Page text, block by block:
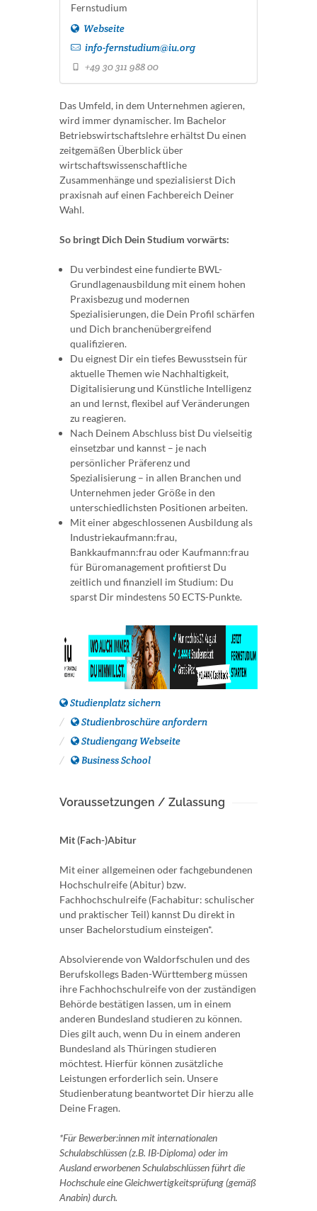
Fernstudium
Webseite
info-fernstudium@iu.org
+49 30 311 988 00
Das Umfeld, in dem Unternehmen agieren,
wird immer dynamischer. Im Bachelor
Betriebswirtschaftslehre erhältst Du einen
zeitgemäßen Überblick über
wirtschaftswissenschaftliche
Zusammenhänge und spezialisierst Dich
praxisnah auf einen Fachbereich Deiner
Wahl.
So bringt Dich Dein Studium vorwärts:
Du verbindest eine fundierte BWL-
Grundlagenausbildung mit einem hohen
Praxisbezug und modernen
Spezialisierungen, die Dein Profil schärfen
und Dich branchenübergreifend
qualifizieren.
Du eignest Dir ein tiefes Bewusstsein für
aktuelle Themen wie Nachhaltigkeit,
Digitalisierung und Künstliche Intelligenz
an und lernst, flexibel auf Veränderungen
zu reagieren.
Nach Deinem Abschluss bist Du vielseitig
einsetzbar und kannst – je nach
persönlicher Präferenz und
Spezialisierung – in allen Branchen und
Unternehmen jeder Größe in den
unterschiedlichsten Positionen arbeiten.
Mit einer abgeschlossenen Ausbildung als
Industriekaufmann:frau,
Bankkaufmann:frau oder Kaufmann:frau
für Büromanagement profitierst Du
zeitlich und finanziell im Studium: Du
sparst Dir mindestens 50 ECTS-Punkte.
Studienplatz sichern
Studienbroschüre anfordern
Studiengang Webseite
Business School
Voraussetzungen / Zulassung
Mit (Fach-)Abitur
Mit einer allgemeinen oder fachgebundenen
Hochschulreife (Abitur) bzw.
Fachhochschulreife (Fachabitur: schulischer
und praktischer Teil) kannst Du direkt in
unser Bachelorstudium einsteigen*.
Absolvierende von Waldorfschulen und des
Berufskollegs Baden-Württemberg müssen
ihre Fachhochschulreife von der zuständigen
Behörde bestätigen lassen, um in einem
anderen Bundesland studieren zu können.
Dies gilt auch, wenn Du in einem anderen
Bundesland als Thüringen studieren
möchtest. Hierfür können zusätzliche
Leistungen erforderlich sein. Unsere
Studienberatung beantwortet Dir hierzu alle
Deine Fragen.
*Für Bewerber:innen mit internationalen
Schulabschlüssen (z.B. IB-Diploma) oder im
Ausland erworbenen Schulabschlüssen führt die
Hochschule eine Gleichwertigkeitsprüfung (gemäß
Anabin) durch.